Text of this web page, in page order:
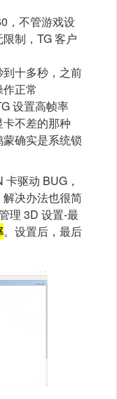
，不管游戏设
制，TG 客户
十多秒，之前
正常
设置高帧率
不差的那种
蒙确实是系统锁
驱动 BUG，
决办法也很简
理 3D 设置-最
。设置后，最后